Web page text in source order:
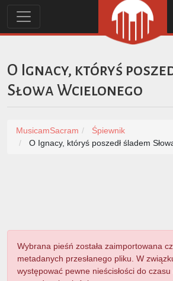
O Ignacy, któryś
Słowa Wcielonego
MusicamSacram
Śpiewnik
O Ignacy, któryś poszedł śladem
Wybrana pieśń została zaimportowana
metadanych przesłanego pliku. W
występować pewne nieścisłości do